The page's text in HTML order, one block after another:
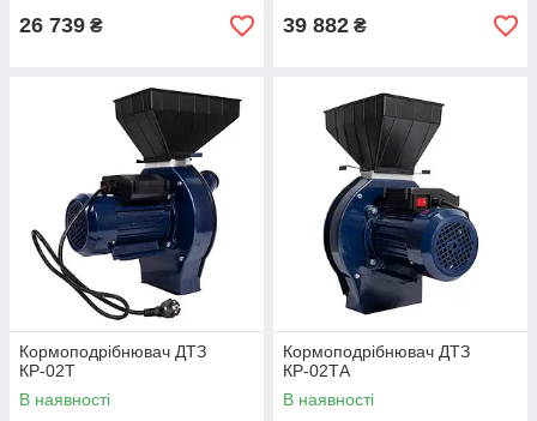
26 739 ₴ 39 882 ₴
Кормоподрібнювач ДТЗ
КР-02Т
В наявності
Кормоподрібнювач ДТЗ
КР-02ТА
В наявності